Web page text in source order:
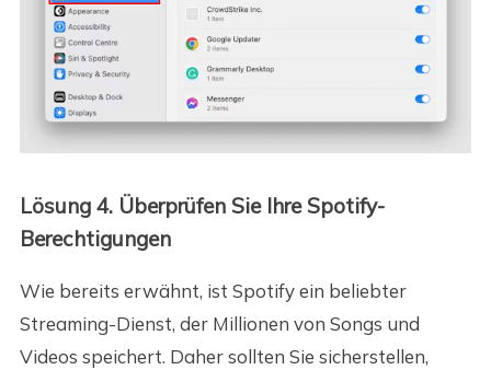
Lösung 4. Überprüfen Sie Ihre Spotify-
Berechtigungen
Wie bereits erwähnt, ist Spotify ein beliebter
Streaming-Dienst, der Millionen von Songs und
Videos speichert. Daher sollten Sie sicherstellen,